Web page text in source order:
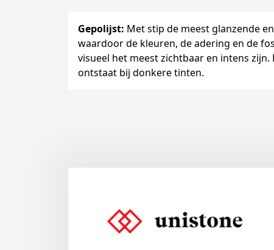
Gepolijst: Met stip de meest glanzende
waardoor de kleuren, de adering en de
visueel het meest zichtbaar en intens zijn.
ontstaat bij donkere tinten.